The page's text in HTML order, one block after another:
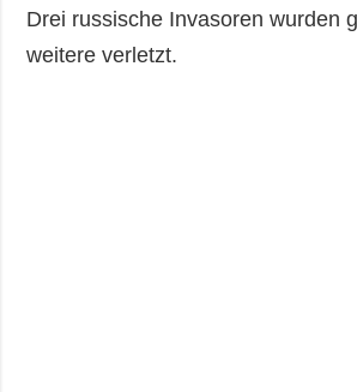
Drei russische Invasoren wurden
weitere verletzt.